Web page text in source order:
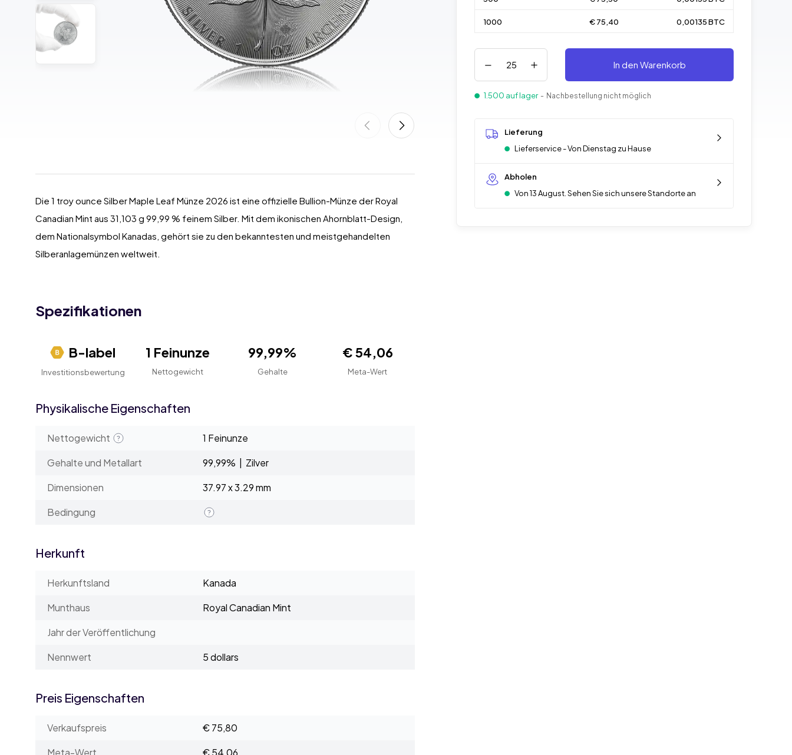
1000 € 75,40 0,00135 BTC
In den Warenkorb
1.500 auf lager - Nachbestellung nicht möglich
Lieferung
Lieferservice - Von Dienstag zu Hause
Abholen
Von 13 August. Sehen Sie sich unsere Standorte an
Die 1 troy ounce Silber Maple Leaf Münze 2026 ist eine offizielle Bullion-Münze der Royal
Canadian Mint aus 31,103 g 99,99 % feinem Silber. Mit dem ikonischen Ahornblatt-Design,
dem Nationalsymbol Kanadas, gehört sie zu den bekanntesten und meistgehandelten
Silberanlagemünzen weltweit.
Spezifikationen
B-label
Investitionsbewertung
1 Feinunze
Nettogewicht
99,99%
Gehalte
€ 54,06
Meta-Wert
Physikalische Eigenschaften
Nettogewicht
1 Feinunze
Gehalte und Metallart
99,99% | Zilver
Dimensionen
37.97 x 3.29 mm
Bedingung
Herkunft
Herkunftsland
Kanada
Munthaus
Royal Canadian Mint
Jahr der Veröffentlichung
Nennwert
5 dollars
Preis Eigenschaften
Verkaufspreis
€ 75,80
Meta-Wert
€ 54,06